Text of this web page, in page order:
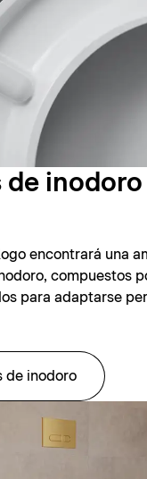
de inodoro
encontrará una
compuestos
para adaptarse
de inodoro